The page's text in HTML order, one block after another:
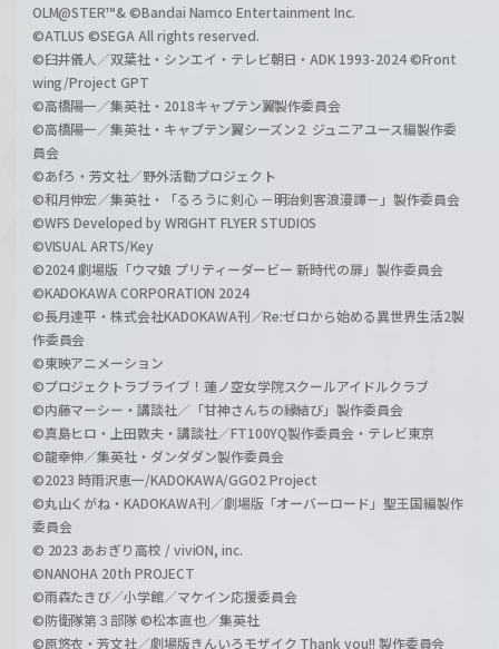
OLM@STER™& ©Bandai Namco Entertainment Inc.
©ATLUS ©SEGA All rights reserved.
©臼井儀人／双葉社・シンエイ・テレビ朝日・ADK 1993-2024 ©Front
wing/Project GPT
©高橋陽一／集英社・2018キャプテン翼製作委員会
©高橋陽一／集英社・キャプテン翼シーズン２ ジュニアユース編製作委
員会
©あfろ・芳文社／野外活動プロジェクト
©和月伸宏／集英社・「るろうに剣心 －明治剣客浪漫譚－」製作委員会
©WFS Developed by WRIGHT FLYER STUDIOS
©VISUAL ARTS/Key
©2024 劇場版「ウマ娘 プリティーダービー 新時代の扉」製作委員会
©KADOKAWA CORPORATION 2024
©長月達平・株式会社KADOKAWA刊／Re:ゼロから始める異世界生活2製
作委員会
©東映アニメーション
©プロジェクトラブライブ！蓮ノ空女学院スクールアイドルクラブ
©内藤マーシー・講談社／「甘神さんちの縁結び」製作委員会
©真島ヒロ・上田敦夫・講談社／FT100YQ製作委員会・テレビ東京
©龍幸伸／集英社・ダンダダン製作委員会
©2023 時雨沢恵一/KADOKAWA/GGO2 Project
©丸山くがね・KADOKAWA刊／劇場版「オーバーロード」聖王国編製作
委員会
© 2023 あおぎり高校 / viviON, inc.
©NANOHA 20th PROJECT
©雨森たきび／小学館／マケイン応援委員会
©防衛隊第３部隊 ©松本直也／集英社
©原悠衣・芳文社／劇場版きんいろモザイク Thank you!! 製作委員会